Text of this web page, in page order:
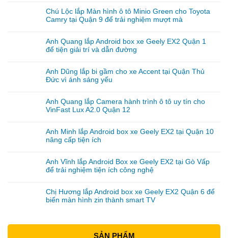
Chú Lộc lắp Màn hình ô tô Minio Green cho Toyota
Camry tại Quận 9 để trải nghiệm mượt mà
Anh Quang lắp Android box xe Geely EX2 Quận 1
để tiện giải trí và dẫn đường
Anh Dũng lắp bi gầm cho xe Accent tại Quận Thủ
Đức vì ánh sáng yếu
Anh Quang lắp Camera hành trình ô tô uy tín cho
VinFast Lux A2.0 Quận 12
Anh Minh lắp Android box xe Geely EX2 tại Quận 10
nâng cấp tiện ích
Anh Vĩnh lắp Android Box xe Geely EX2 tại Gò Vấp
để trải nghiệm tiện ích công nghệ
Chị Hương lắp Android box xe Geely EX2 Quận 6 để
biến màn hình zin thành smart TV
SẢN PHẨM